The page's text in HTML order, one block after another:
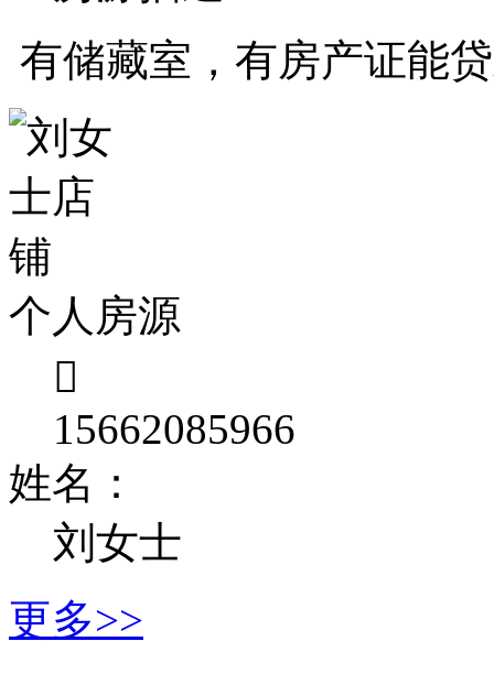
有储藏室，有房产证能
个人房源

15662085966
姓名：
刘女士
更多>>